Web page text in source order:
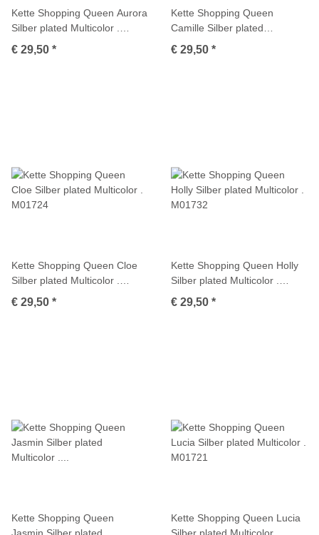
Kette Shopping Queen Aurora
Silber plated Multicolor .
M01739
€ 29,50 *
Kette Shopping Queen
Camille Silber plated
Multicolor . M01734
€ 29,50 *
Kette Shopping Queen Cloe
Silber plated Multicolor .
M01724
€ 29,50 *
Kette Shopping Queen Holly
Silber plated Multicolor .
M01732
€ 29,50 *
Kette Shopping Queen
Jasmin Silber plated
Kette Shopping Queen Lucia
Silber plated Multicolor .